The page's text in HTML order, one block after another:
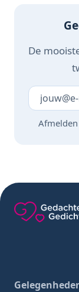
De
Laat dit